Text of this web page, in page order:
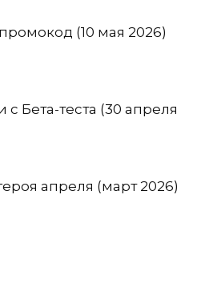
(10 мая 2026)
с Бета-теста (30 апреля
апреля (март 2026)